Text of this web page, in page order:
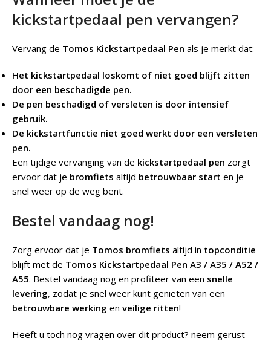
kickstartpedaal pen vervangen?
Vervang de Tomos Kickstartpedaal Pen als je merkt dat:
Het kickstartpedaal loskomt of niet goed blijft zitten
door een beschadigde pen.
De pen beschadigd of versleten is door intensief
gebruik.
De kickstartfunctie niet goed werkt door een versleten
pen.
Een tijdige vervanging van de kickstartpedaal pen zorgt
ervoor dat je bromfiets altijd betrouwbaar start en je
snel weer op de weg bent.
Bestel vandaag nog!
Zorg ervoor dat je Tomos bromfiets altijd in topconditie
blijft met de Tomos Kickstartpedaal Pen A3 / A35 / A52 /
A55. Bestel vandaag nog en profiteer van een snelle
levering, zodat je snel weer kunt genieten van een
betrouwbare werking en veilige ritten!
Heeft u toch nog vragen over dit product? neem gerust